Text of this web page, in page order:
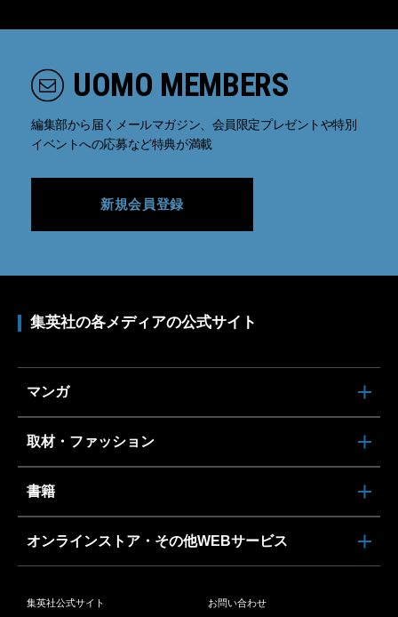
UOMO MEMBERS
編集部から届くメールマガジン、会員限定プレゼントや特別
イベントへの応募など特典が満載
新規会員登録
集英社の各メディアの公式サイト
マンガ
取材・ファッション
書籍
オンラインストア・その他WEBサービス
集英社公式サイト お問い合わせ